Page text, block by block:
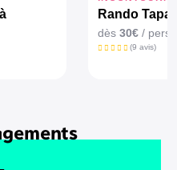
Rando
dès30€ / pers.
(9 avis)